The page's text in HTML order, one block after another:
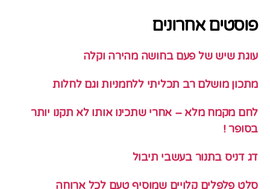
פוסטים אחרונים
עוגת שיש של פעם בחושה מהירה וקלה
מתכון מושלם רב תכליתי ללחמניות וגם לחלות
לחם מקמח מלא – אחרי שתכינו אותו לא תקנו יותר
בסופר !
דג דניס בתנור בעשבי תיבול
סלט פלפלים קלויים שמוסיף טעם לכל ארוחה